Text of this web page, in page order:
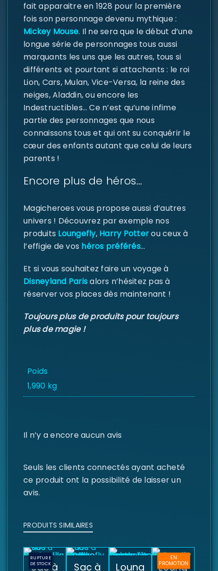
ou e-mail*
de passe*
Se souvenir de moi
SE CONNECTER
DE PASSE PERDU ?
fait apparaitre en 1928 pour la première
fois son personnage devenu mythique :
Mickey Mouse. Il ne sera que le début d’une
longue série de personnages tous aussi
marquants les uns que les autres, tous si
différents et pourtant si attachants : le roi
Lion, Cars, Mulan, Vice-Versa, la reine des
neiges, Aladdin, ou encore les
Indestructibles… Ce n’est qu’une infime
partie des personnages que nous
connaissons tous et qui ont su conquérir le
cœur des enfants autant que celui de leurs
parents !
Encore plus de héros…
Magicheroes vous propose aussi d’autres
univers ! Découvrez par exemple nos
produits Loungefly,Harry Potterou ceux à
l’effigie de vos héros préférés…
Et si vous souhaitez faire un voyage à
Disneyland Parisalors n’hésitez pas à
réserver vos places dès maintenant !
Toujours plus de produits pour toujours
plus de magie !
Poids
1,990 kg
Il n’y a encore aucun avis
Seuls les clients connectés ayant acheté
ce produit ont la possibilité de laisser un
avis.
PRODUITS SIMILAIRES
RUPTURE
DE STOCK
Sac à Sac à Loung
EN
PROMOTION
Loung